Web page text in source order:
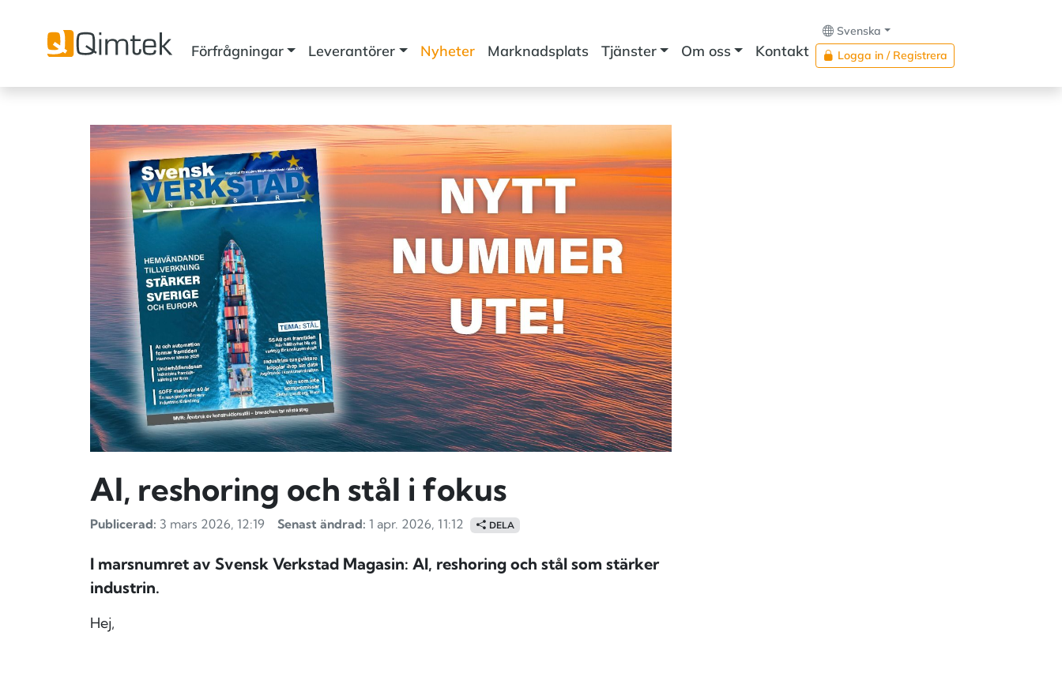
Förfrågningar Leverantörer Nyheter Marknadsplats Tjänster Om oss Kontakt
Svenska
Logga in / Registrera
AI, reshoring och stål i fokus
Publicerad: 3 mars 2026, 12:19 Senast ändrad: 1 apr. 2026, 11:12 DELA
I marsnumret av Svensk Verkstad Magasin: AI, reshoring och stål som stärker
industrin.
Hej,